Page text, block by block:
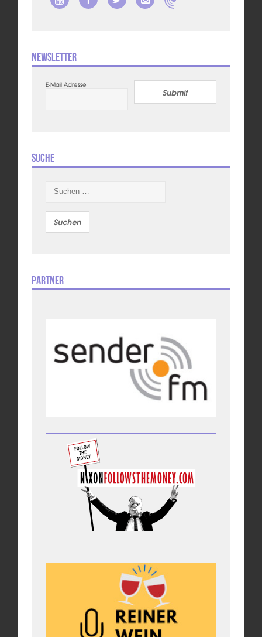
Newsletter
E-Mail Adresse
Submit
Suche
nach:
Partner